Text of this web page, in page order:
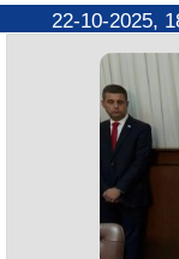
22-10-2025,